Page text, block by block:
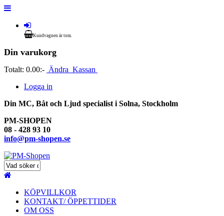
Kundvagnen är tom.
Din varukorg
Totalt: 0.00:- Ändra Kassan
Logga in
Din MC, Båt och Ljud specialist i Solna, Stockholm
PM-SHOPEN
08 - 428 93 10
info@pm-shopen.se
KÖPVILLKOR
KONTAKT/ ÖPPETTIDER
OM OSS